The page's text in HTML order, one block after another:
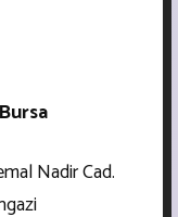
Nadir Cad.